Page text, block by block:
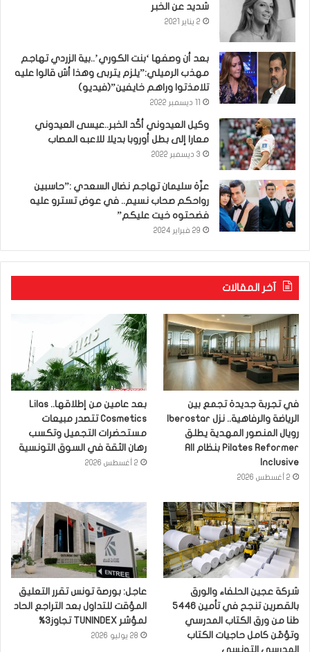
شديد عن الخبر
2 يناير 2021
بعد أن وصفها ‘بنت الكوري’..بية الزردي تهاجم
مهذب الرميلي:”يلزم يتربى وهذا أش قالوا عليه
تلامذتوا وراهم خايفين”(فيديو)
وكيل العيدوني أكّد الخبر..عيسى العيدوني
معارا إلى بطل أوروبا بديلا للاعبه المصاب
3 ديسمبر 2022
عزّة سليمان تهاجم نضال السعدي :”حاسبين
رواحكم صحاب نسيم.. في عوض تسترو عليه
فضحتوه خيت عليكم”
29 فبراير 2024
آخر المقالات
في تجربة جديدة تجمع بين
رويال المنصور المهدية يطلق
Pilates Reformer بنظام All
Inclusive
2 أغسطس 2026
بعد عامين من إطلاقها.. Lilas
Cosmetics تتصدر مبيعات
مستحضرات التجميل وتكسب
رهان الثقة في السوق التونسية
2 أغسطس 2026
شركة عجين الحلفاء والورق
بالقصرين تنجح في تأمين 5446
طنا من ورق الكتاب المدرسي
وتؤمّن كامل حاجيات الكتاب
المدرسي التونسي
عاجل: بورصة تونس تقرر التعليق
المؤقت للتداول بعد التراجع الحاد
لمؤشر TUNINDEX تجاوز3%
28 يوليو 2026